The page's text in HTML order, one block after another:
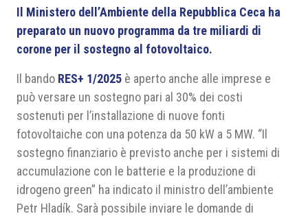
Area riservata
Il Ministero dell’Ambiente della Repubblica Ceca ha
preparato un nuovo programma da tre miliardi di
corone per il sostegno al fotovoltaico.
Il bando RES+ 1/2025 è aperto anche alle imprese e
può versare un sostegno pari al 30% dei costi
sostenuti per l’installazione di nuove fonti
fotovoltaiche con una potenza da 50 kW a 5 MW. “Il
sostegno finanziario è previsto anche per i sistemi di
accumulazione con le batterie e la produzione di
idrogeno green” ha indicato il ministro dell’ambiente
Petr Hladík. Sarà possibile inviare le domande di